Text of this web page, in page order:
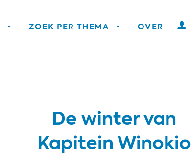
ZOEK PER THEMA OVER
De winter van
Kapitein Winokio